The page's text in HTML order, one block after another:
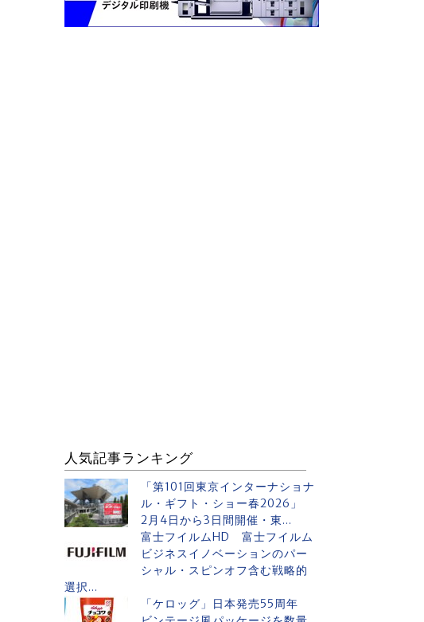
人気記事ランキング
「第101回東京インターナショナ
ル・ギフト・ショー春2026」
2月4日から3日間開催・東...
富士フイルムHD 富士フイルム
ビジネスイノベーションのパー
シャル・スピンオフ含む戦略的
選択...
「ケロッグ」日本発売55周年